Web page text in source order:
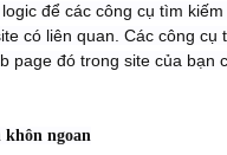
để các công cụ tìm kiếm
có liên quan. Các công cụ
page đó trong site của bạn
khôn ngoan